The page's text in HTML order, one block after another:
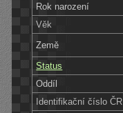
Rok narození
Věk
Země
Status
Oddíl
Identifikační číslo ČR